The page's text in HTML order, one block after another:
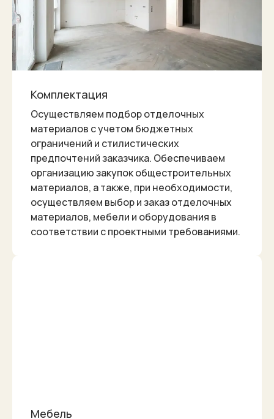
Комплектация
Осуществляем подбор отделочных
материалов с учетом бюджетных
ограничений и стилистических
предпочтений заказчика. Обеспечиваем
организацию закупок общестроительных
материалов, а также, при необходимости,
осуществляем выбор и заказ отделочных
материалов, мебели и оборудования в
соответствии с проектными требованиями.
Мебель